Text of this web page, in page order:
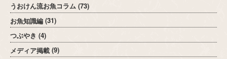
うおけん流お魚コラム (73)
お魚知識編 (31)
つぶやき (4)
メディア掲載 (9)